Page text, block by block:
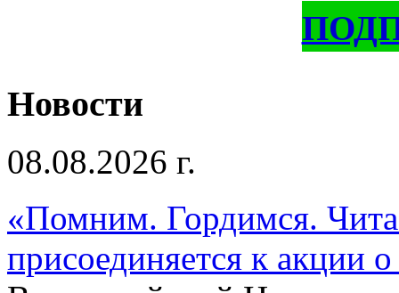
Новости
08.08.2026 г.
«Помним. Гордимся.
присоединяется к акции